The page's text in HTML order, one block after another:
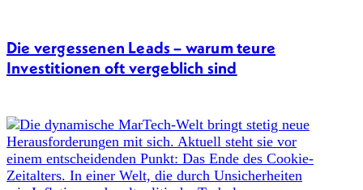
Die vergessenen Leads – warum teure
Investitionen oft vergeblich sind